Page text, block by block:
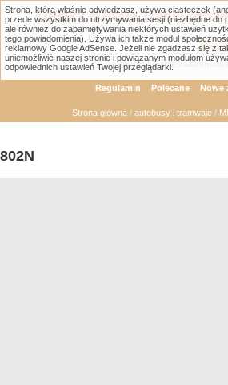
Łódzka Galeria
Wyszukiwanie
Regulamin Polecane Nowe
Strona główna/ autobusy i tramwaje/
802N
Strona, którą właśnie odwiedzasz, używa ciasteczek
przede wszystkim do utrzymywania sesji (niezbędne do
ale również do zapamiętywania niektórych ustawień
tego powiadomienia). Używa ich także moduł
reklamowy Google AdSense. Jeżeli nie zgadzasz się z
uniemożliwić naszej stronie i powiązanym modułom
odpowiednich ustawień Twojej przeglądarki.